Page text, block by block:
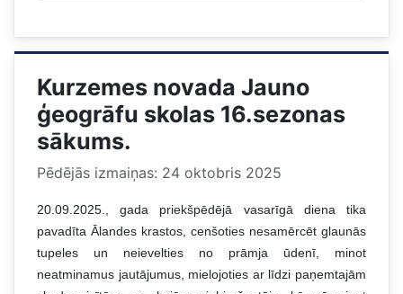
Kurzemes novada Jauno
ģeogrāfu skolas 16.sezonas
sākums.
Pēdējās izmaiņas: 24 oktobris 2025
20.09.2025., gada priekšpēdējā vasarīgā diena tika
pavadīta Ālandes krastos, cenšoties nesamērcēt glaunās
tupeles un neievelties no prāmja ūdenī, minot
neatminamus jautājumus, mielojoties ar līdzi paņemtajām